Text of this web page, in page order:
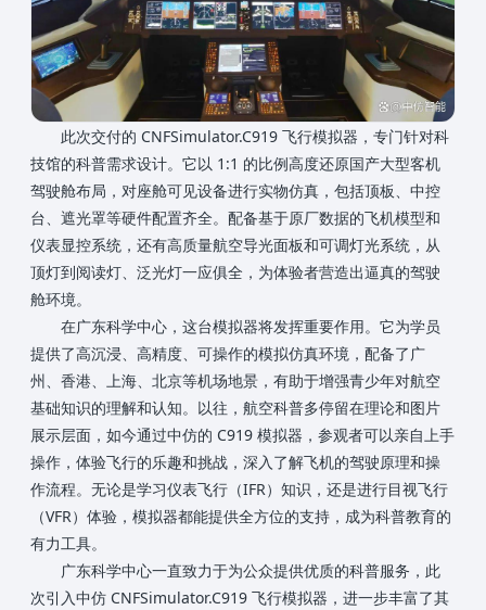
此次交付的 CNFSimulator.C919 飞行模拟器，专门针对科
技馆的科普需求设计。它以 1:1 的比例高度还原国产大型客机
驾驶舱布局，对座舱可见设备进行实物仿真，包括顶板、中控
台、遮光罩等硬件配置齐全。配备基于原厂数据的飞机模型和
仪表显控系统，还有高质量航空导光面板和可调灯光系统，从
顶灯到阅读灯、泛光灯一应俱全，为体验者营造出逼真的驾驶
舱环境。
在广东科学中心，这台模拟器将发挥重要作用。它为学员
提供了高沉浸、高精度、可操作的模拟仿真环境，配备了广
州、香港、上海、北京等机场地景，有助于增强青少年对航空
基础知识的理解和认知。以往，航空科普多停留在理论和图片
展示层面，如今通过中仿的 C919 模拟器，参观者可以亲自上手
操作，体验飞行的乐趣和挑战，深入了解飞机的驾驶原理和操
作流程。无论是学习仪表飞行（IFR）知识，还是进行目视飞行
（VFR）体验，模拟器都能提供全方位的支持，成为科普教育的
有力工具。
广东科学中心一直致力于为公众提供优质的科普服务，此
次引入中仿 CNFSimulator.C919 飞行模拟器，进一步丰富了其